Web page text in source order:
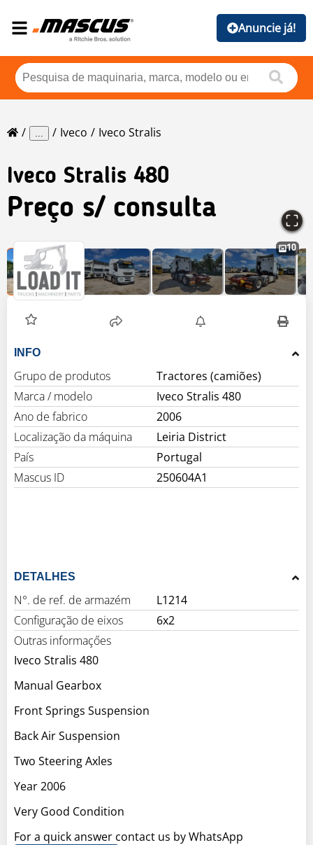
Anuncie já!
... Iveco Iveco Stralis
Iveco Stralis 480
Preço s/ consulta
10
INFO
Grupo de produtos
Tractores (camiões)
Marca / modelo
Iveco Stralis 480
Ano de fabrico
2006
Localização da máquina
Leiria District
País
Portugal
Mascus ID
250604A1
DETALHES
N°. de ref. de armazém
L1214
Configuração de eixos
6x2
Outras informaçőes
Iveco Stralis 480
Manual Gearbox
Front Springs Suspension
Back Air Suspension
Two Steering Axles
Year 2006
Very Good Condition
For a quick answer contact us by WhatsApp